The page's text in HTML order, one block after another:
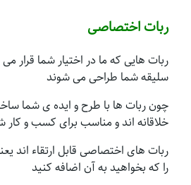
ربات اختصاصی
ربات هایی که ما در اختیار شما قرار
سلیقه شما طراحی می شوند
چون ربات ها با طرح و ایده ی شما
خلاقانه اند و مناسب برای کسب و
ربات های اختصاصی قابل ارتقاء اند
را که بخواهید به آن اضافه کنید